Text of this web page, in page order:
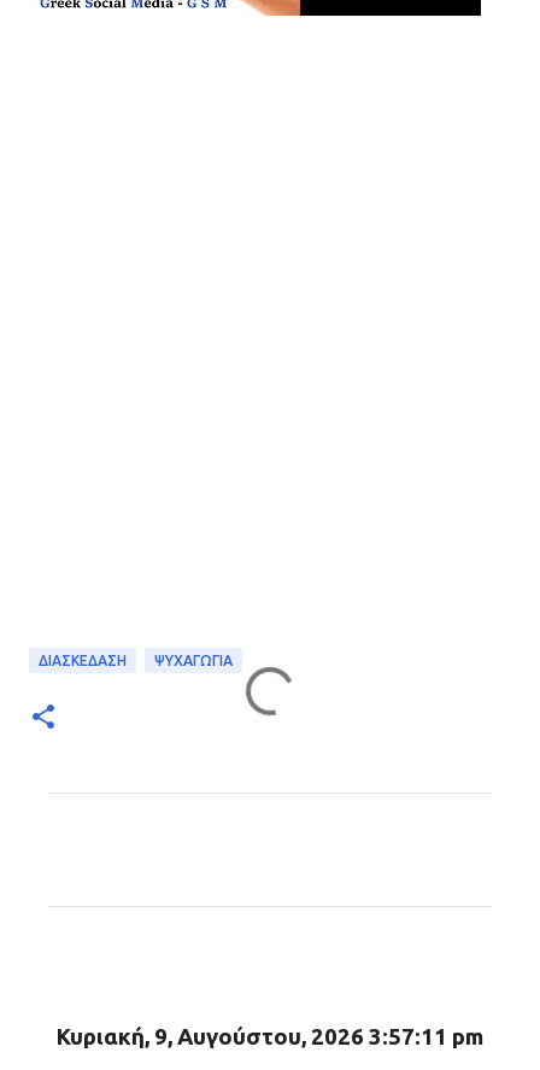
ΔΙΑΣΚΕΔΑΣΗ ΨΥΧΑΓΩΓΙΑ
Κυριακή, 9, Αυγούστου, 2026 3:57:12 pm